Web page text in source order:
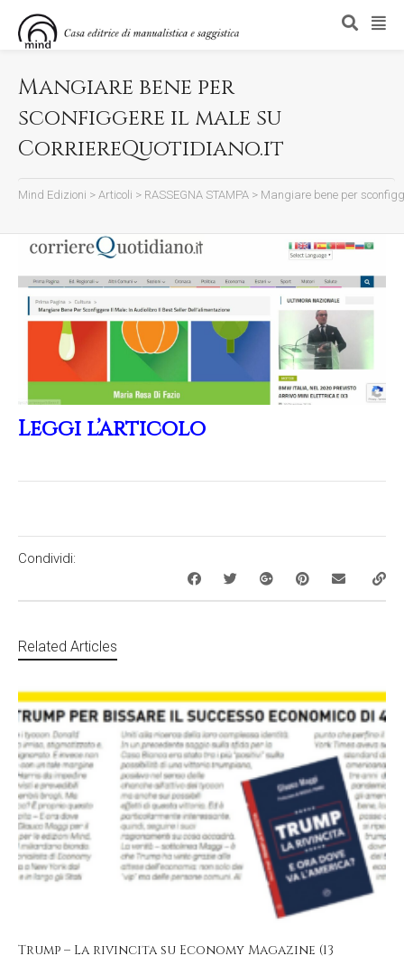
Mangiare bene per
sconfiggere il male su
CorriereQuotidiano.it
Mind Edizioni > Articoli > RASSEGNA STAMPA > Mangiare bene per
Leggi l’articolo
Condividi:
Related Articles
Trump – La rivincita su Economy Magazine (13